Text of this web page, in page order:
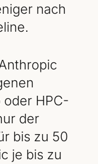
nach
oder HPC-
der
bis zu 50
je bis zu